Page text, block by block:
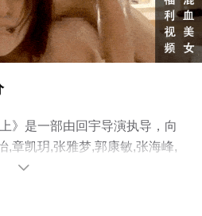
》是一部由回宇导演执导，向
,章凯玥,张雅梦,郭康敏,张海峰,
绎的大陆电视剧，大结局剧情
相关信息可移步至豆瓣电视
